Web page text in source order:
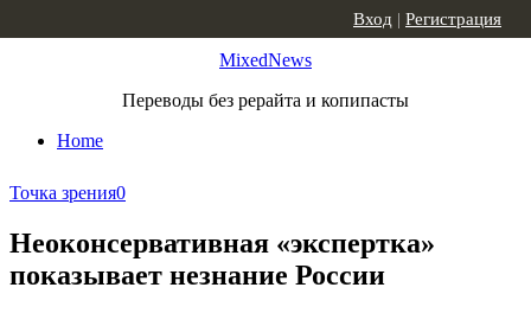
MixedNews
Переводы без рерайта и копипасты
Home
Вход | Регистрация
Точка зрения0
Неоконсервативная «экспертка»
показывает незнание России